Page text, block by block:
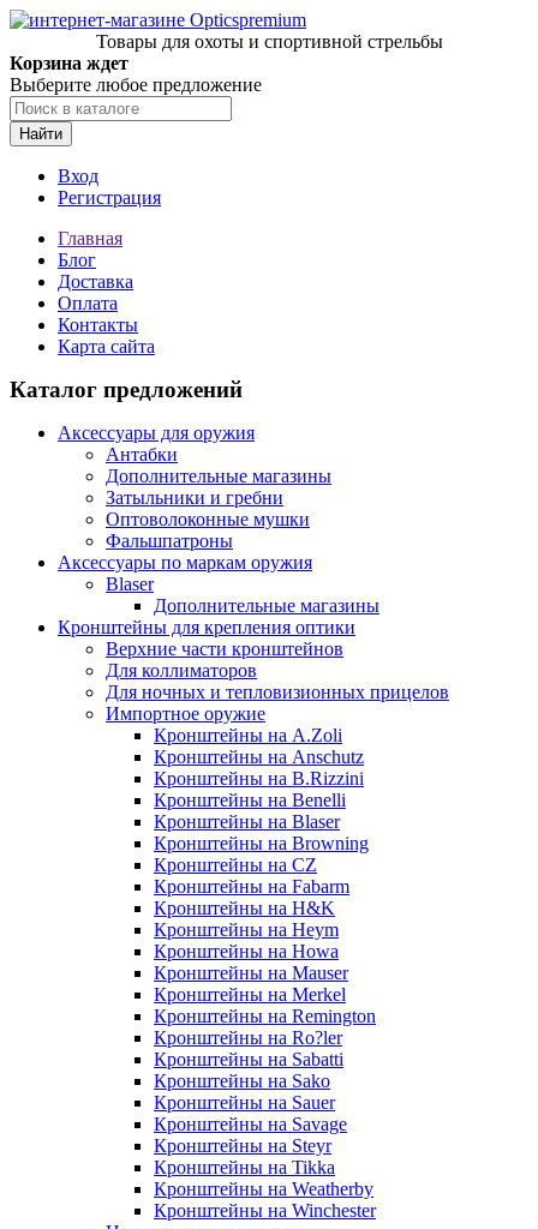
Товары для охоты и спортивной стрельбы
Корзина ждет
Выберите любое предложение
Найти
Вход
Регистрация
Главная
Блог
Доставка
Оплата
Контакты
Карта сайта
Каталог предложений
Аксессуары для оружия
Антабки
Дополнительные магазины
Затыльники и гребни
Оптоволоконные мушки
Фальшпатроны
Аксессуары по маркам оружия
Blaser
Дополнительные магазины
Кронштейны для крепления оптики
Верхние части кронштейнов
Для коллиматоров
Для ночных и тепловизионных прицелов
Импортное оружие
Кронштейны на A.Zoli
Кронштейны на Anschutz
Кронштейны на B.Rizzini
Кронштейны на Benelli
Кронштейны на Blaser
Кронштейны на Browning
Кронштейны на CZ
Кронштейны на Fabarm
Кронштейны на H&K
Кронштейны на Heym
Кронштейны на Howa
Кронштейны на Mauser
Кронштейны на Merkel
Кронштейны на Remington
Кронштейны на Ro?ler
Кронштейны на Sabatti
Кронштейны на Sako
Кронштейны на Sauer
Кронштейны на Savage
Кронштейны на Steyr
Кронштейны на Tikka
Кронштейны на Weatherby
Кронштейны на Winchester